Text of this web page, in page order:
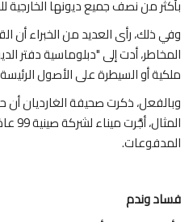
بأكثر من نصف جميع ديونها الخارجية
وفي ذلك، رأى العديد من الخبراء أن
المخاطر، أدت إلى "دبلوماسية دفتر
ملكية أو السيطرة على الأصول
وبالفعل، ذكرت صحيفة الغارديان أن
المدفوعات.
فساد وندم